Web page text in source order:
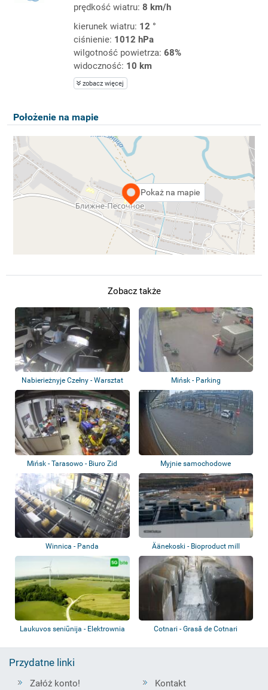
prędkość wiatru: 8 km/h
kierunek wiatru: 12 °
ciśnienie: 1012 hPa
wilgotność powietrza: 68%
widoczność: 10 km
zobacz więcej
Położenie na mapie
Pokaż na mapie
Zobacz także
Nabierieżnyje Czełny - Warsztat
samochod...
Mińsk - Parking
Mińsk - Tarasowo - Biuro Zid Myjnie samochodowe
Winnica - Panda Äänekoski - Bioproduct mill
Laukuvos seniūnija - Elektrownia
Cotnari - Grasă de Cotnari
Przydatne linki
Załóż konto! Kontakt